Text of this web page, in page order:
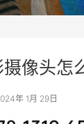
像头怎
年 1月 29日